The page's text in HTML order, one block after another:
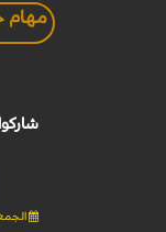
مهام
الجمعة 23 أغسطس 2019 - 11:31